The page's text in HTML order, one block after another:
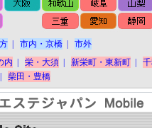
市内・京橋
市外
内 栄・大須 新栄町・東新町
柴田・豊橋